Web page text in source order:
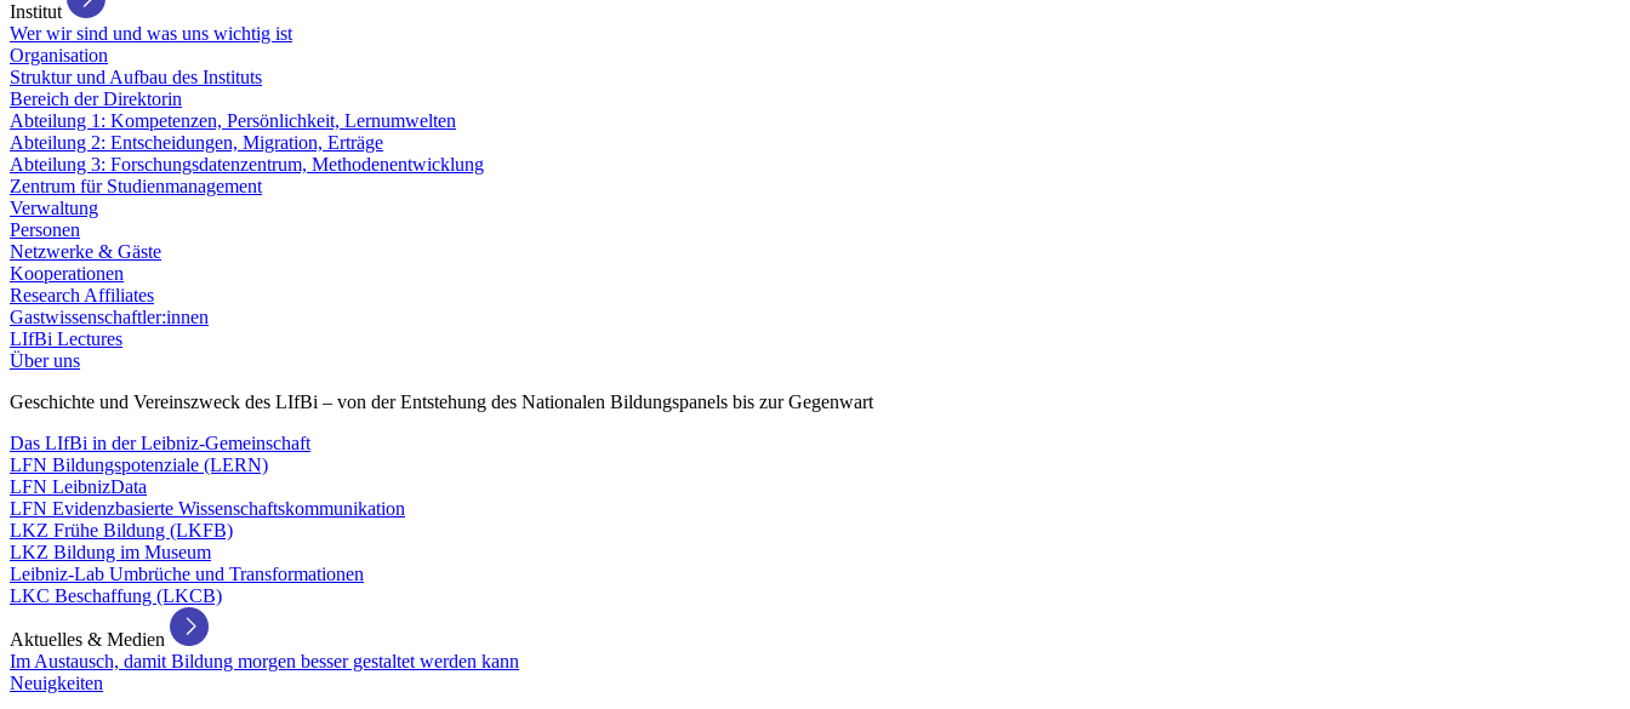
Institut
Wer wir sind und was uns wichtig ist
Organisation
Struktur und Aufbau des Instituts
Bereich der Direktorin
Abteilung 1: Kompetenzen, Persönlichkeit, Lernumwelten
Abteilung 2: Entscheidungen, Migration, Erträge
Abteilung 3: Forschungsdatenzentrum, Methodenentwicklung
Zentrum für Studienmanagement
Verwaltung
Personen
Netzwerke & Gäste
Kooperationen
Research Affiliates
Gastwissenschaftler:innen
LIfBi Lectures
Über uns
Geschichte und Vereinszweck des LIfBi – von der Entstehung des Nationalen Bildungspanels bis zur Gegenwart
Das LIfBi in der Leibniz-Gemeinschaft
LFN Bildungspotenziale (LERN)
LFN LeibnizData
LFN Evidenzbasierte Wissenschaftskommunikation
LKZ Frühe Bildung (LKFB)
LKZ Bildung im Museum
Leibniz-Lab Umbrüche und Transformationen
LKC Beschaffung (LKCB)
Aktuelles & Medien
Im Austausch, damit Bildung morgen besser gestaltet werden kann
Neuigkeiten